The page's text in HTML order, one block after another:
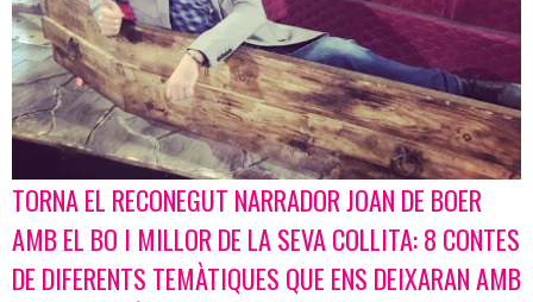
Diapositiva 1 de 1
TORNA EL RECONEGUT NARRADOR JOAN DE BOER
AMB EL BO I MILLOR DE LA SEVA COLLITA: 8 CONTES
DE DIFERENTS TEMÀTIQUES QUE ENS DEIXARAN AMB